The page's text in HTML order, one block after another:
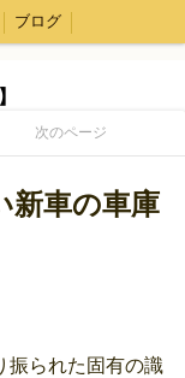
ブログ
次のページ
新車の車庫
振られた固有の識